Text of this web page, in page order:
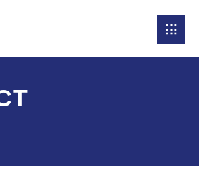
T